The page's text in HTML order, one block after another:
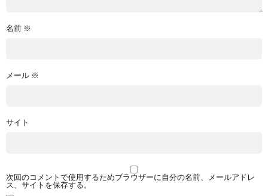
名前 ※
メール ※
サイト
次回のコメントで使用するためブラウザーに自分の名前、メールアドレ
ス、サイトを保存する。